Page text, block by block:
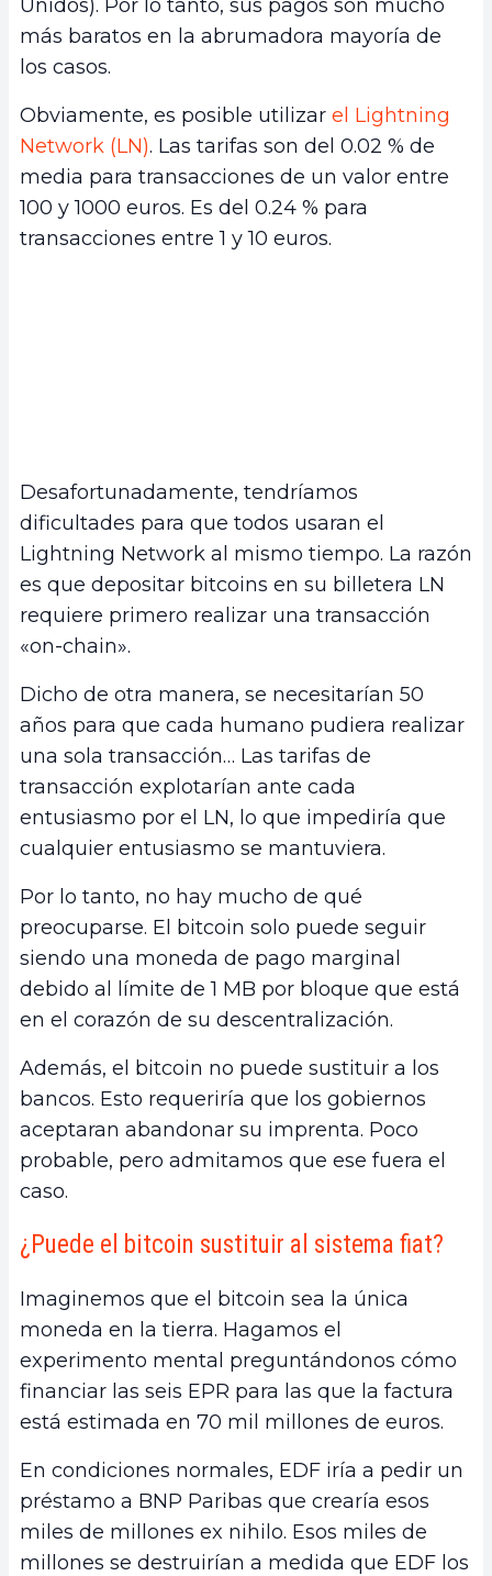
Unidos). Por lo tanto, sus pagos son mucho
más baratos en la abrumadora mayoría de
los casos.
Obviamente, es posible utilizar el Lightning
Network (LN). Las tarifas son del 0.02 % de
media para transacciones de un valor entre
100 y 1000 euros. Es del 0.24 % para
transacciones entre 1 y 10 euros.
Desafortunadamente, tendríamos
dificultades para que todos usaran el
Lightning Network al mismo tiempo. La razón
es que depositar bitcoins en su billetera LN
requiere primero realizar una transacción
«on-chain».
Dicho de otra manera, se necesitarían 50
años para que cada humano pudiera realizar
una sola transacción… Las tarifas de
transacción explotarían ante cada
entusiasmo por el LN, lo que impediría que
cualquier entusiasmo se mantuviera.
Por lo tanto, no hay mucho de qué
preocuparse. El bitcoin solo puede seguir
siendo una moneda de pago marginal
debido al límite de 1 MB por bloque que está
en el corazón de su descentralización.
Además, el bitcoin no puede sustituir a los
bancos. Esto requeriría que los gobiernos
aceptaran abandonar su imprenta. Poco
probable, pero admitamos que ese fuera el
caso.
¿Puede el bitcoin sustituir al sistema fiat?
Imaginemos que el bitcoin sea la única
moneda en la tierra. Hagamos el
experimento mental preguntándonos cómo
financiar las seis EPR para las que la factura
está estimada en 70 mil millones de euros.
En condiciones normales, EDF iría a pedir un
préstamo a BNP Paribas que crearía esos
miles de millones ex nihilo. Esos miles de
millones se destruirían a medida que EDF los